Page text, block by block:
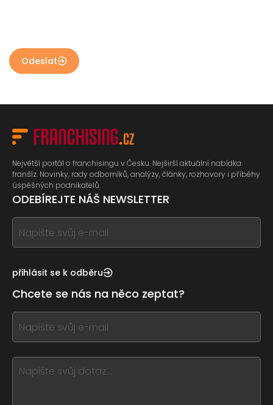
Odeslat
Největší portál o franchisingu v Česku. Nejširší aktuální nabídka
franšíz. Novinky, rady odborníků, analýzy, články, rozhovory i příběhy
úspěšných podnikatelů.
ODEBÍREJTE NÁŠ NEWSLETTER
If
you
this,
this
form
field
blank
přihlásit se k odběru
Chcete se nás na něco zeptat?
If
you
this,
leave